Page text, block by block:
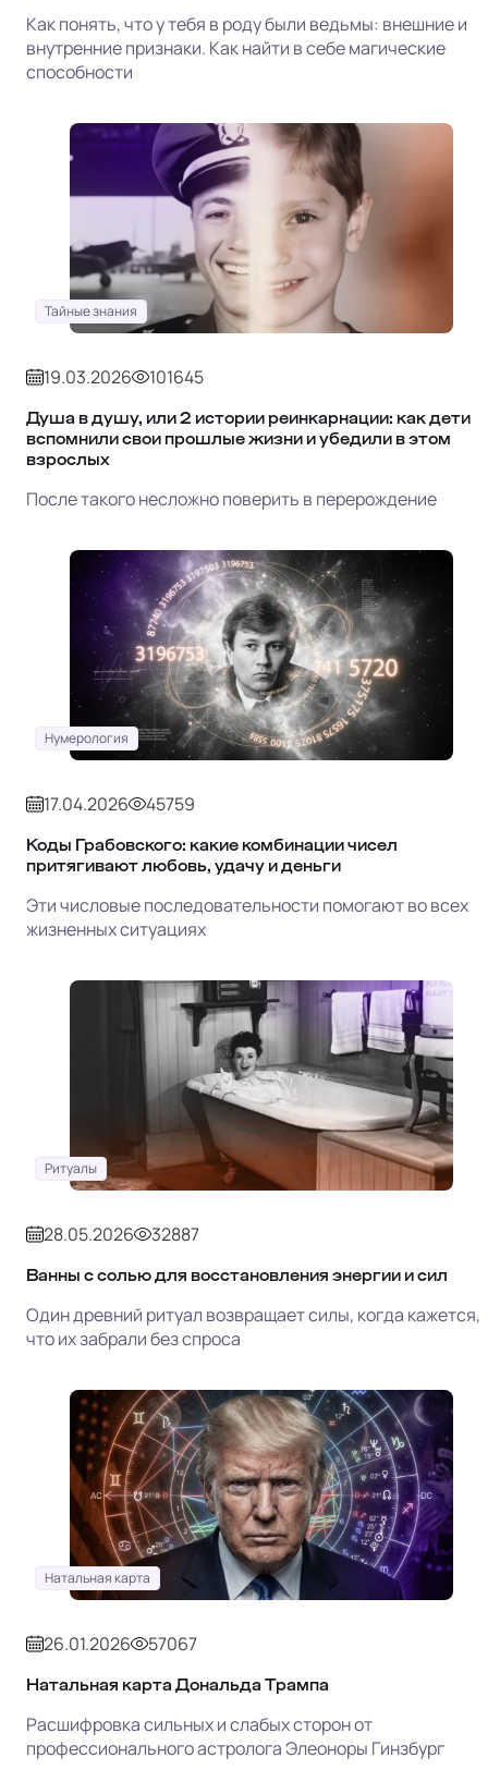
Как понять, что у тебя в роду были ведьмы: внешние и
внутренние признаки. Как найти в себе магические
способности
Тайные знания
19.03.2026 101645
Душа в душу, или 2 истории реинкарнации: как дети
вспомнили свои прошлые жизни и убедили в этом
взрослых
После такого несложно поверить в перерождение
Нумерология
17.04.2026 45759
Коды Грабовского: какие комбинации чисел
притягивают любовь, удачу и деньги
Эти числовые последовательности помогают во всех
жизненных ситуациях
Ритуалы
28.05.2026 32887
Ванны с солью для восстановления энергии и сил
Один древний ритуал возвращает силы, когда кажется,
что их забрали без спроса
Натальная карта
26.01.2026 57067
Натальная карта Дональда Трампа
Расшифровка сильных и слабых сторон от
профессионального астролога Элеоноры Гинзбург